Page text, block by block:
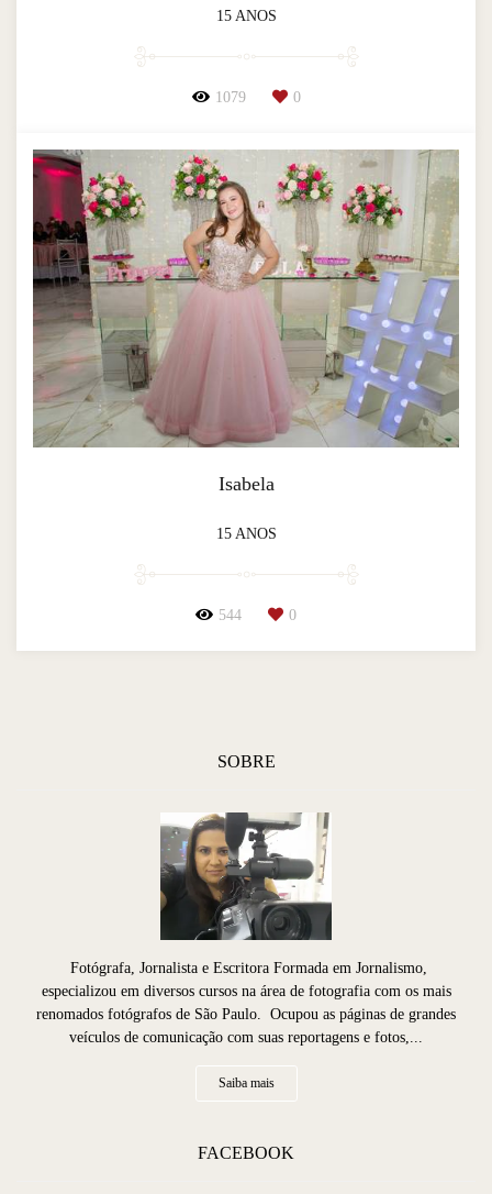
15 ANOS
1079 0
Isabela
15 ANOS
544 0
SOBRE
Fotógrafa, Jornalista e Escritora Formada em Jornalismo,
especializou em diversos cursos na área de fotografia com os mais
renomados fotógrafos de São Paulo. Ocupou as páginas de grandes
veículos de comunicação com suas reportagens e fotos,...
Saiba mais
FACEBOOK